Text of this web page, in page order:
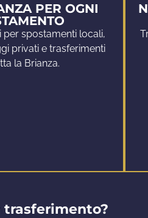
PER OGNI
spostamenti locali,
privati e trasferimenti
la Brianza.
trasferimento?